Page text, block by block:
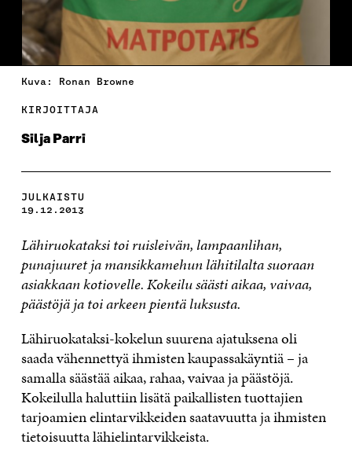
Kuva: Ronan Browne
KIRJOITTAJA
Silja Parri
JULKAISTU
19.12.2013
Lähiruokataksi toi ruisleivän, lampaanlihan,
punajuuret ja mansikkamehun lähitilalta suoraan
asiakkaan kotiovelle. Kokeilu säästi aikaa, vaivaa,
päästöjä ja toi arkeen pientä luksusta.
Lähiruokataksi-kokelun suurena ajatuksena oli
saada vähennettyä ihmisten kaupassakäyntiä – ja
samalla säästää aikaa, rahaa, vaivaa ja päästöjä.
Kokeilulla haluttiin lisätä paikallisten tuottajien
tarjoamien elintarvikkeiden saatavuutta ja ihmisten
tietoisuutta lähielintarvikkeista.